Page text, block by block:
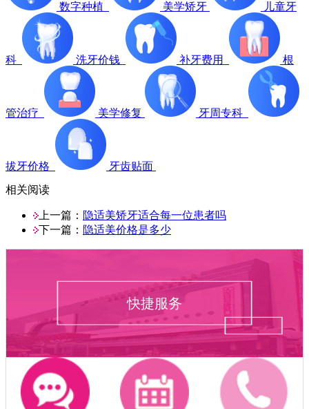
数字种植 美学矫牙 儿童牙
科 洗牙价钱 补牙费用 根
管治疗 美学修复 牙周专科
拔牙价格
牙齿贴面
相关阅读
上一篇： 隐适美矫牙适合每一位患者吗
下一篇： 隐适美价格是多少
快捷服务